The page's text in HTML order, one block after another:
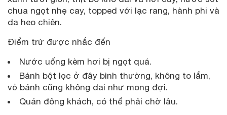
chua ngọt nhẹ cay, topped với lạc rang, hành phi và
da heo chiên.
Điểm trừ được nhắc đến
Nước uống kèm hơi bị ngọt quá.
Bánh bột lọc ở đây bình thường, không to lắm,
vỏ bánh cũng không dai như mong đợi.
Quán đông khách, có thể phải chờ lâu.